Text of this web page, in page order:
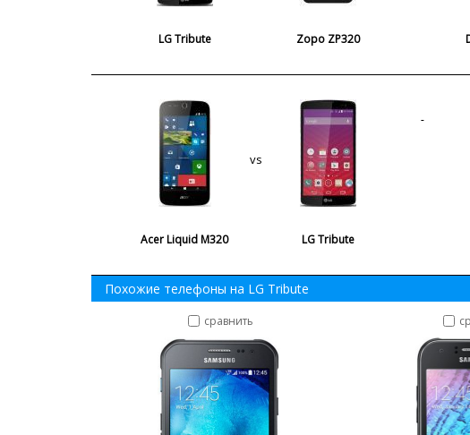
LG Tribute Zopo ZP320
Acer Liquid M320
vs
LG Tribute
Похожие телефоны на LG Tribute
сравнить